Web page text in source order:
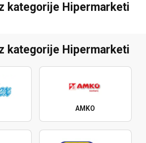
kategorije Hipermarketi
kategorije Hipermarketi
AMKO